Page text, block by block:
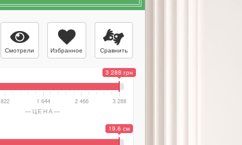
Смотрели Избранное Сравнить
3 288 грн
822 1 644 2 466 3 288
ЦЕНА
19.6 см